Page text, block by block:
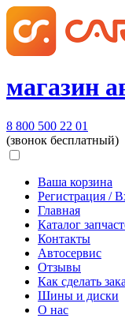
магазин
8 800 500 22 01
(звонок бесплатный)
Ваша корзина
Регистрация /
Главная
Каталог
Контакты
Автосервис
Отзывы
Как сделать
Шины и диски
О нас